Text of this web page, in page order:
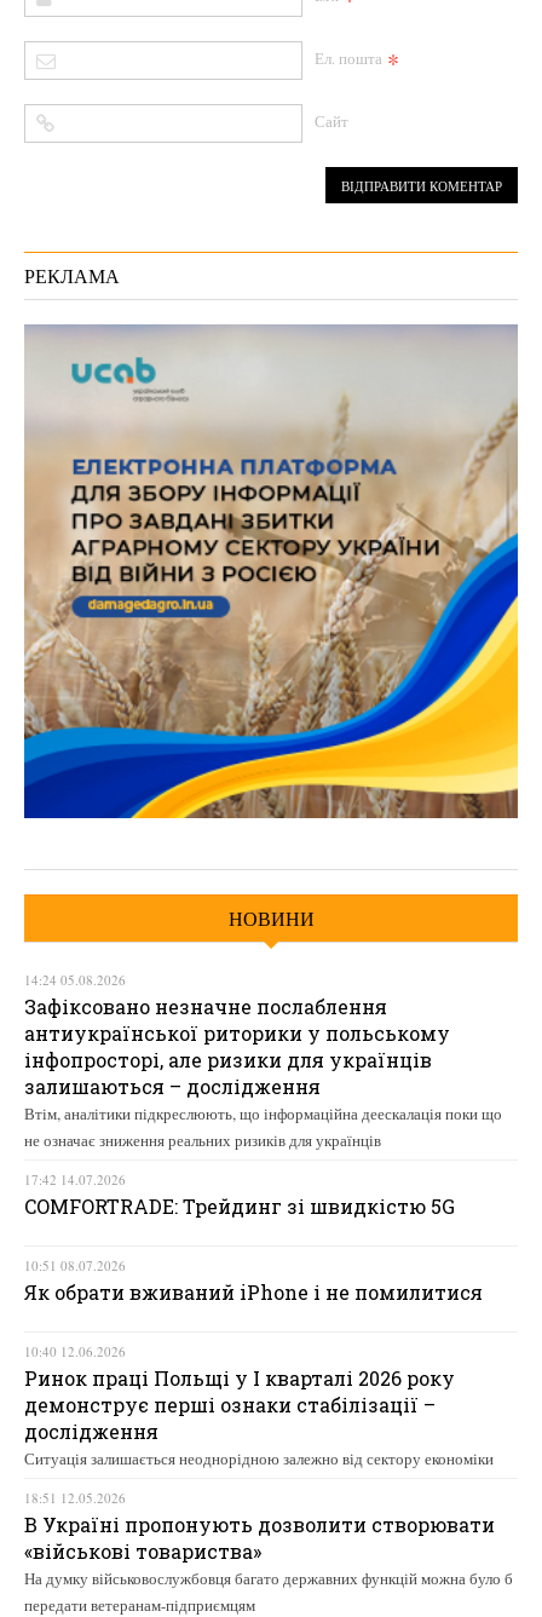
Ел. пошта *
Сайт
РЕКЛАМА
НОВИНИ
14:24 05.08.2026
Зафіксовано незначне послаблення
антиукраїнської риторики у польському
інфопросторі, але ризики для українців
залишаються – дослідження
Втім, аналітики підкреслюють, що інформаційна деескалація поки що
не означає зниження реальних ризиків для українців
17:42 14.07.2026
COMFORTRADE: Трейдинг зі швидкістю 5G
10:51 08.07.2026
Як обрати вживаний iPhone і не помилитися
10:40 12.06.2026
Ринок праці Польщі у І кварталі 2026 року
демонструє перші ознаки стабілізації –
дослідження
Ситуація залишається неоднорідною залежно від сектору економіки
18:51 12.05.2026
В Україні пропонують дозволити створювати
«військові товариства»
На думку військовослужбовця багато державних функцій можна було б
передати ветеранам-підприємцям